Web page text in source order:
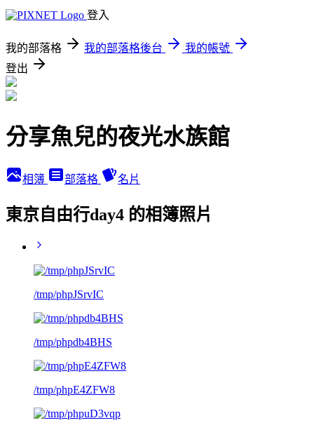
登入
我的部落格 我的部落格後台
我的帳號
登出
分享魚兒的夜光水族館
相簿 部落格 名片
東京自由行day4 的相簿照片
/tmp/phpJSrvIC
/tmp/phpdb4BHS
/tmp/phpE4ZFW8